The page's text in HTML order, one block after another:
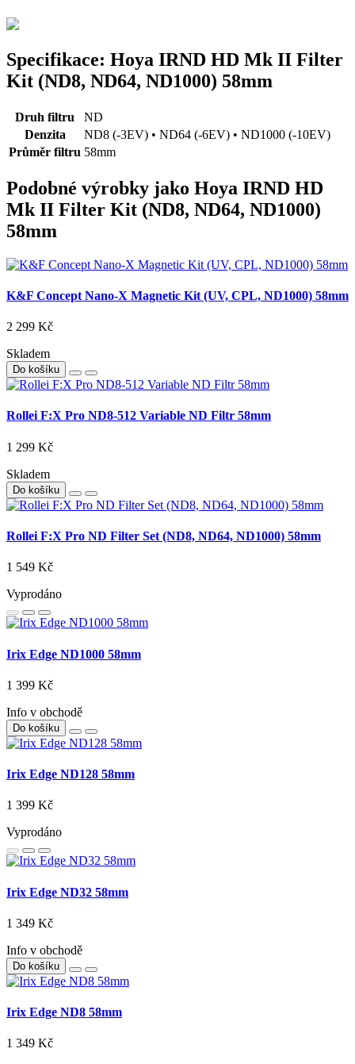
Specifikace: Hoya IRND HD Mk II Filter
Kit (ND8, ND64, ND1000) 58mm
Druh filtru
ND
Denzita
ND8 (-3EV) • ND64 (-6EV) • ND1000 (-10EV)
Průměr filtru 58mm
Podobné výrobky jako Hoya IRND HD
Mk II Filter Kit (ND8, ND64, ND1000)
58mm
K&F Concept Nano-X Magnetic Kit (UV, CPL, ND1000) 58mm
2 299 Kč
Skladem
Do košíku
Rollei F:X Pro ND8-512 Variable ND Filtr 58mm
1 299 Kč
Skladem
Do košíku
Rollei F:X Pro ND Filter Set (ND8, ND64, ND1000) 58mm
1 549 Kč
Vyprodáno
Irix Edge ND1000 58mm
1 399 Kč
Info v obchodě
Do košíku
Irix Edge ND128 58mm
1 399 Kč
Vyprodáno
Irix Edge ND32 58mm
1 349 Kč
Info v obchodě
Do košíku
Irix Edge ND8 58mm
1 349 Kč